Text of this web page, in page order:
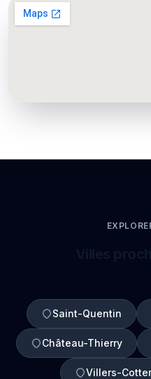
Saint-Quentin
Château-Thierry
Villers-